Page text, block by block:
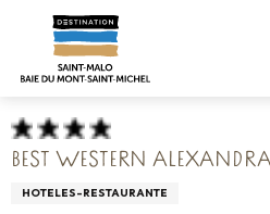
contenu
Home Haga las maletas
Best Western Alexandra
BEST WESTERN
HOTELES-RESTAURANTE